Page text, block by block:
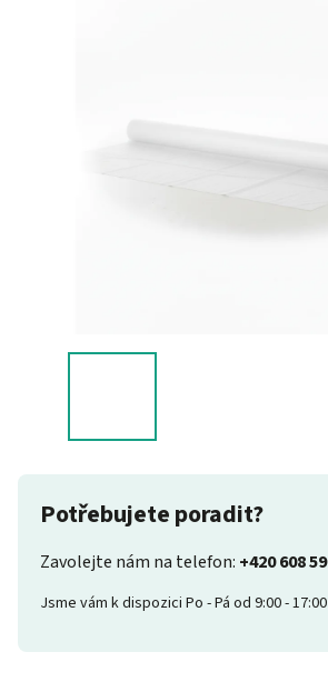
Potřebujete poradit?
Zavolejte nám na telefon: +420 608
Jsme vám k dispozici Po - Pá od 9:00 -